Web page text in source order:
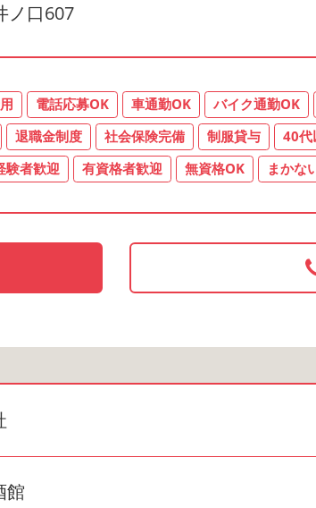
ノ口607
電話応募OK 車通勤OK
バイク通勤OK
退職金制度 社会保険完備 制服貸与
40代
験者歓迎 有資格者歓迎 無資格OK まかな
館